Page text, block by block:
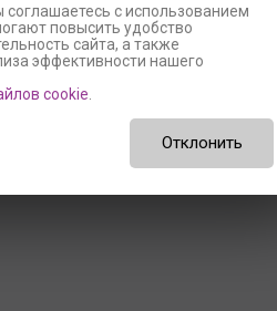
с использованием
повысить удобство
сайта, а также
эффективности нашего
cookie
Отклонить